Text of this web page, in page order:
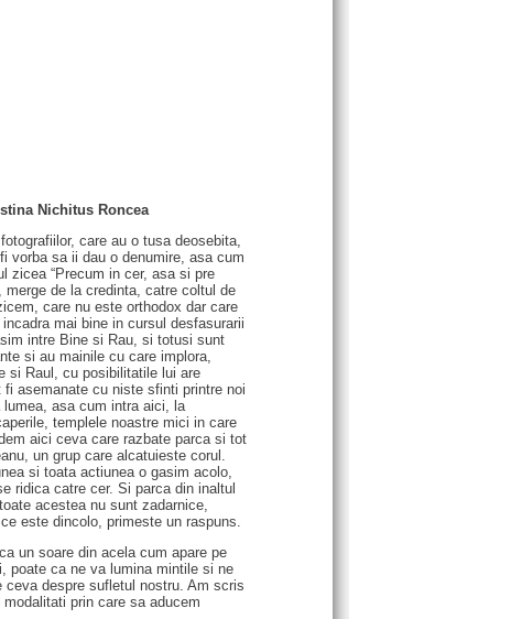
Nichitus Roncea
care au o tusa deosebita,
vorba sa ii dau o denumire, asa cum
zicea “Precum in cer, asa si pre
de la credinta, catre coltul de
care nu este orthodox dar care
mai bine in cursul desfasurarii
intre Bine si Rau, si totusi sunt
si au mainile cu care implora,
si Raul, cu posibilitatile lui are
asemanate cu niste sfinti printre noi
asa cum intra aici, la
templele noastre mici in care
aici ceva care razbate parca si tot
un grup care alcatuieste corul.
si toata actiunea o gasim acolo,
ridica catre cer. Si parca din inaltul
acestea nu sunt zadarnice,
este dincolo, primeste un raspuns.
un soare din acela cum apare pe
poate ca ne va lumina mintile si ne
despre sufletul nostru. Am scris
prin care sa aducem